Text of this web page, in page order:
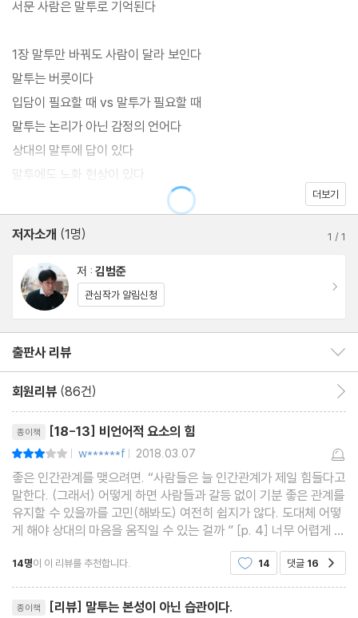
서문 사람은 말투로 기억된다
1장 말투만 바꿔도 사람이 달라 보인다
말투는 버릇이다
입담이 필요할 때 vs 말투가 필요할 때
말투는 논리가 아닌 감정의 언어다
상대의 말투에 답이 있다
말투에도 노화 현상이 있다
대화를 지배하는 것은 내용이 아닌 말투다
좋은 말투의 법칙 ① 호감형 인간이 되는 첫걸음, 메라비언 법칙
말투에도 메이크업이 필요하다
‘아는 척’보다는 ‘알아도 모르는 척’
마음의 벽을 허무는 긍정탐구 말투
언제 어디서나 통하는 말, “당신을 믿습니다”
다름을 인정하는 순간 상대의 말문이 열린다
내성적인 사람에게 건네면 좋은 말
상대의 고민에는 반복적으로 리액션하라
좋은 말투의 법칙 ② 과거 경험을 이용한 설득의 심리학, 면역 효과
3장 일도 관계도 한결 좋아지는 말의 습관
더보기
저자소개 (1명) 1 /1
저 : 김범준
관심작가 알림신청
출판사 리뷰
회원리뷰 (86건)
종이책 [18-13] 비언어적 요소의 힘
| w******f | 2018.03.07
좋은 인간관계를 맺으려면. “사람들은 늘 인간관계가 제일 힘들다고
말한다. (그래서) 어떻게 하면 사람들과 갈등 없이 기분 좋은 관계를
유지할 수 있을까를 고민(해봐도) 여전히 쉽지가 않다. 도대체 어떻
게 해야 상대의 마음을 움직일 수 있는 걸까 ” [p. 4] 너무 어렵게 생
각할 필요 없다. 왜냐하면 “사람의 마음은 우리의 생각보다 아주 사
소한 것 하나만으로도 움직(이
14명이 이 리뷰를 추천합니다. 14 댓글 16
종이책 [리뷰] 말투는 본성이 아닌 습관이다.